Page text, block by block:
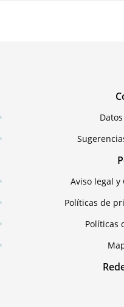
Aviso legal y
Políticas de
Políticas